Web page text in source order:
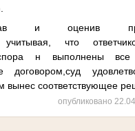
и оценив
учитывая, что
спора н выполнены
договором,суд
вынес соответствующее
опубликовано